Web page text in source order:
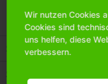
Service Hotline
Wir nutzen Cookies
Cookies sind
uns helfen, diese
verbessern.